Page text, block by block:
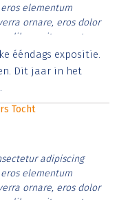
elementum
ornare, eros dolor
libero vitae erat.
id rutrum lorem
tristique posuere.
ééndags expositie.
Dit jaar in het
Tocht
adipiscing
elementum
ornare, eros dolor
libero vitae erat.